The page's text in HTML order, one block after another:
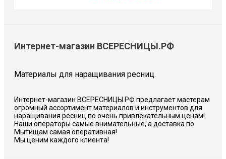
Интернет-магазин ВСЕРЕСНИЦЫ.РФ
Материалы для наращивания ресниц.
Интернет-магазин ВСЕРЕСНИЦЫ.РФ предлагает мастерам
огромный ассортимент материалов и инструментов для
наращивания ресниц по очень привлекательным ценам!
Наши операторы самые внимательные, а доставка по
Мытищам самая оперативная!
Мы ценим каждого клиента!